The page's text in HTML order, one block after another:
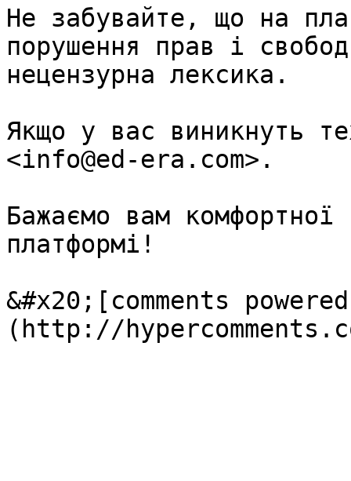
Не забувайте, що на
порушення прав і
нецензурна лексика.
Якщо у вас виникнуть
<info@ed-era.com>.
Бажаємо вам
платформі!
&#x20;[comments